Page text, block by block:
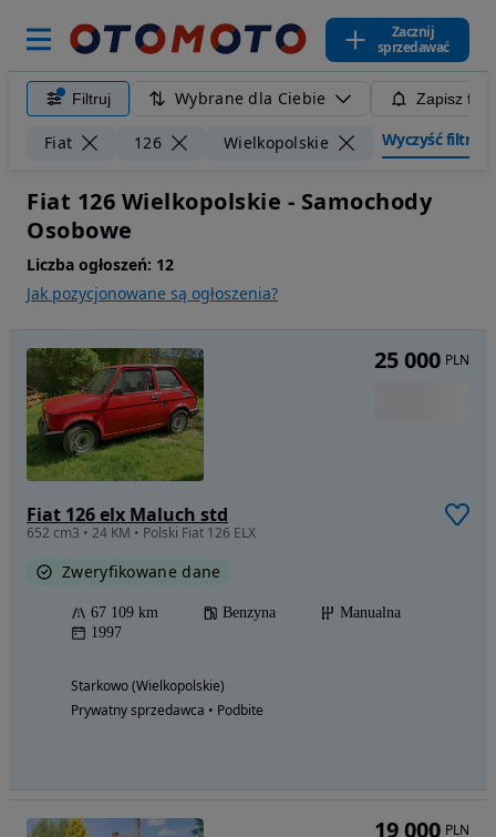
Zacznij
sprzedawać
Filtruj Wybrane dla Ciebie Zapisz
Fiat 126 Wielkopolskie Wyczyść filtry
Fiat 126 Wielkopolskie - Samochody
Osobowe
Liczba ogłoszeń: 12
Jak pozycjonowane są ogłoszenia?
Fiat 126 elx Maluch std
652 cm3 • 24 KM • Polski Fiat 126 ELX
Zweryfikowane dane
67 109 km Benzyna
Manualna
1997
Starkowo (Wielkopolskie)
Prywatny sprzedawca • Podbite
25 000 PLN
19 000 PLN